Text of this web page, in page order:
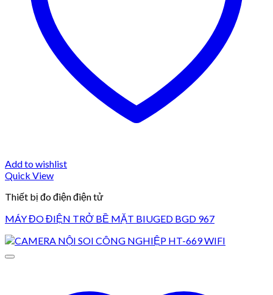
Add to wishlist
Quick View
Thiết bị đo điện điện tử
MÁY ĐO ĐIỆN TRỞ BỀ MẶT BIUGED BGD 967